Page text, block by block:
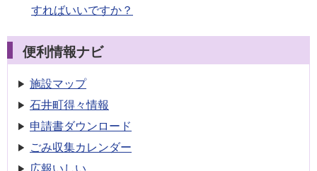
すればいいですか？
便利情報ナビ
施設マップ
石井町得々情報
申請書ダウンロード
ごみ収集カレンダー
広報いしい